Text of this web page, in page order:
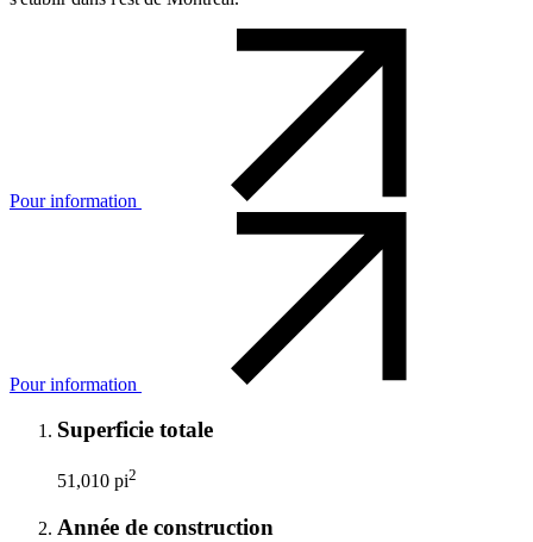
Pour information
Pour information
Superficie totale
51,010 pi2
Année de construction